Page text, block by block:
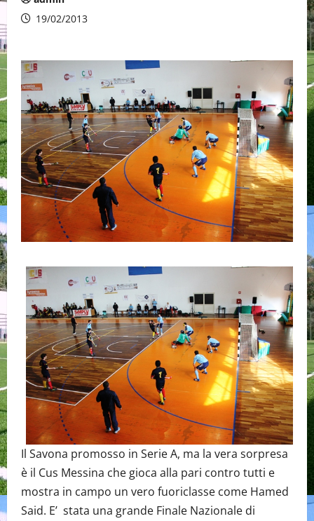
19/02/2013
Il Savona promosso in Serie A, ma la vera sorpresa
è il Cus Messina che gioca alla pari contro tutti e
mostra in campo un vero fuoriclasse come Hamed
Said. E’ stata una grande Finale Nazionale di